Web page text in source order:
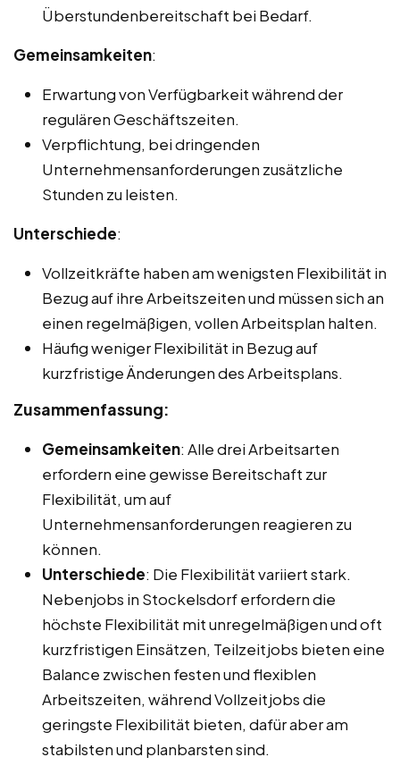
Überstundenbereitschaft bei Bedarf.
Gemeinsamkeiten:
Erwartung von Verfügbarkeit während der
regulären Geschäftszeiten.
Verpflichtung, bei dringenden
Unternehmensanforderungen zusätzliche
Stunden zu leisten.
Unterschiede:
Vollzeitkräfte haben am wenigsten Flexibilität in
Bezug auf ihre Arbeitszeiten und müssen sich an
einen regelmäßigen, vollen Arbeitsplan halten.
Häufig weniger Flexibilität in Bezug auf
kurzfristige Änderungen des Arbeitsplans.
Zusammenfassung:
Gemeinsamkeiten: Alle drei Arbeitsarten
erfordern eine gewisse Bereitschaft zur
Flexibilität, um auf
Unternehmensanforderungen reagieren zu
können.
Unterschiede: Die Flexibilität variiert stark.
Nebenjobs in Stockelsdorf erfordern die
höchste Flexibilität mit unregelmäßigen und oft
kurzfristigen Einsätzen, Teilzeitjobs bieten eine
Balance zwischen festen und flexiblen
Arbeitszeiten, während Vollzeitjobs die
geringste Flexibilität bieten, dafür aber am
stabilsten und planbarsten sind.